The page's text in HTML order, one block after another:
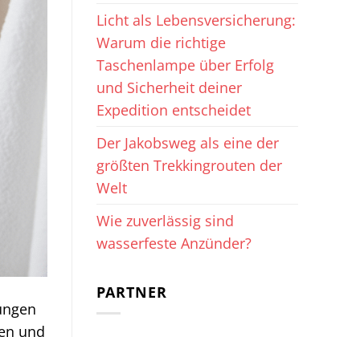
und
Licht als Lebensversicherung:
Warum die richtige
Taschenlampe über Erfolg
und Sicherheit deiner
Expedition entscheidet
Der Jakobsweg als eine der
größten Trekkingrouten der
Welt
Wie zuverlässig sind
wasserfeste Anzünder?
PARTNER